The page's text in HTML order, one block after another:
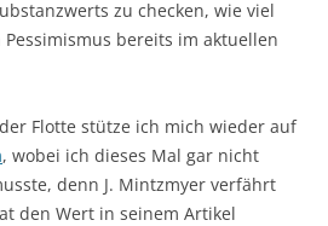
zu checken, wie viel
bereits im aktuellen
Flotte stütze ich mich wieder auf
, wobei ich dieses Mal gar nicht
denn J. Mintzmyer verfährt
den Wert in seinem Artikel